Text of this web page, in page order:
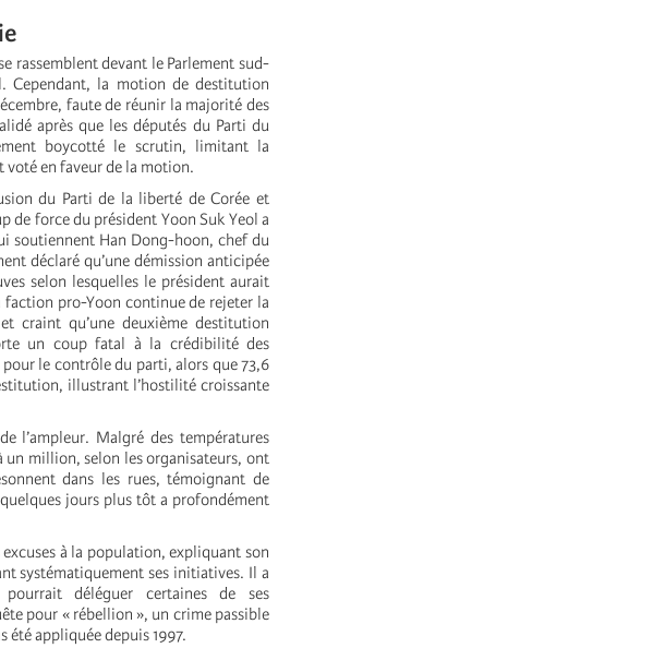
rassemblent devant le Parlement sud-
Cependant, la motion de destitution
faute de réunir la majorité des
après que les députés du Parti du
boycotté le scrutin, limitant la
voté en faveur de la motion.
du Parti de la liberté de Corée et
de force du président Yoon Suk Yeol a
soutiennent Han Dong-hoon, chef du
déclaré qu’une démission anticipée
selon lesquelles le président aurait
faction pro-Yoon continue de rejeter la
craint qu’une deuxième destitution
un coup fatal à la crédibilité des
le contrôle du parti, alors que 73,6
illustrant l’hostilité croissante
l’ampleur. Malgré des températures
un million, selon les organisateurs, ont
dans les rues, témoignant de
jours plus tôt a profondément
à la population, expliquant son
systématiquement ses initiatives. Il a
déléguer certaines de ses
pour « rébellion », un crime passible
été appliquée depuis 1997.